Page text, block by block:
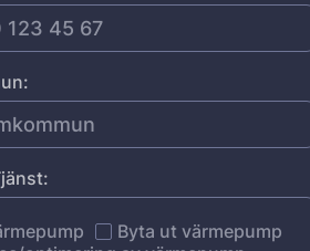
Byta ut värmepump